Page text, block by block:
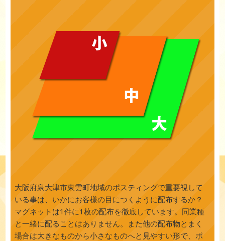
大阪府泉大津市東雲町地域のポスティングで重要視して
いる事は、いかにお客様の目につくように配布するか？
マグネットは1件に1枚の配布を徹底しています。同業種
と一緒に配ることはありません。また他の配布物とまく
場合は大きなものから小さなものへと見やすい形で、ポ